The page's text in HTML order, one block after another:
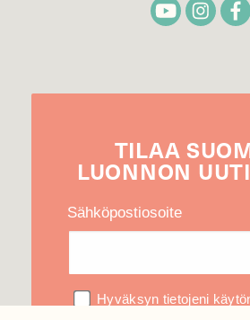
TILAA
LUONNON
Sähköpostiosoite
Hyväksyn tietojeni